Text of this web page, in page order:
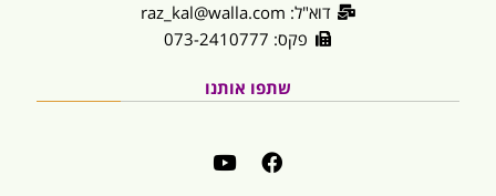
דוא"ל: raz_kal@walla.com
פקס: 073-2410777
שתפו אותנו